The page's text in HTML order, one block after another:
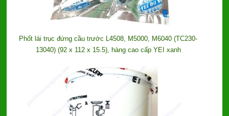
Phốt lái trục đứng cầu trước L4508, M5000, M6040 (TC230-
13040) (92 x 112 x 15.5), hàng cao cấp YEI xanh